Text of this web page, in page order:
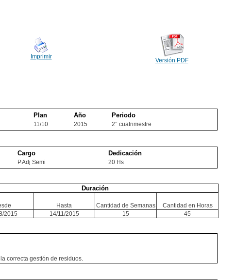
Imprimir
Versión PDF
Plan Año Periodo
11/10 2015 2° cuatrimestre
Cargo Dedicación
P.Adj Semi 20 Hs
Duración
Hasta Cantidad de Semanas Cantidad en Horas
2015 14/11/2015 15 45
correcta gestión de residuos.